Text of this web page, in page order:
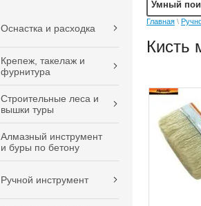
Оснастка и расходка
Крепеж, такелаж и
фурнитура
Строительные леса и
вышки туры
Алмазный инструмент
и буры по бетону
Ручной инструмент
Главная \
Кисть